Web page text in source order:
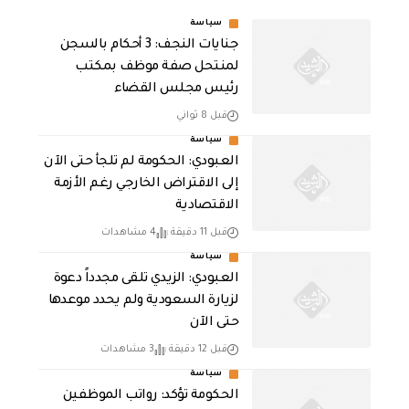
سياسة
جنايات النجف: 3 أحكام بالسجن
لمنتحل صفة موظف بمكتب
رئيس مجلس القضاء
قبل 8 ثواني
سياسة
العبودي: الحكومة لم تلجأ حتى الآن
إلى الاقتراض الخارجي رغم الأزمة
الاقتصادية
قبل 11 دقيقة 4 مشاهدات
سياسة
العبودي: الزيدي تلقى مجدداً دعوة
لزيارة السعودية ولم يحدد موعدها
حتى الآن
قبل 12 دقيقة 3 مشاهدات
سياسة
الحكومة تؤكد: رواتب الموظفين